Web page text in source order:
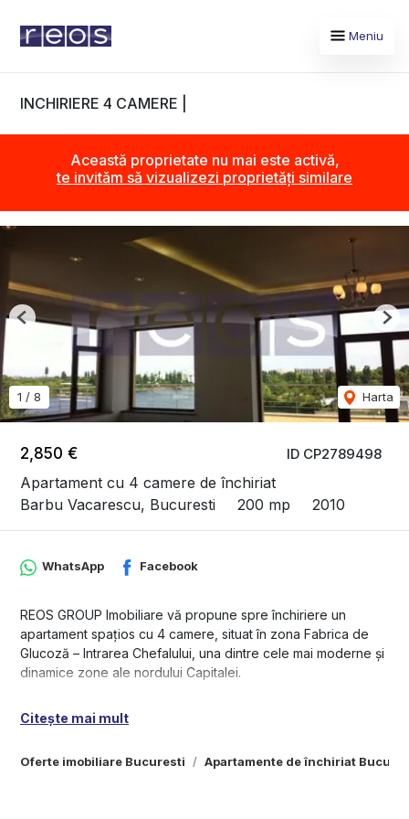
Meniu
INCHIRIERE 4 CAMERE |
Această proprietate nu mai este activă,
te invităm să vizualizezi proprietăți similare
ID CP2789498
2,850 €
Apartament cu 4 camere de închiriat
Barbu Vacarescu, Bucuresti
200 mp 2010
1 / 8 Harta
Previous
Oferte imobiliare Bucuresti Apartamente de închiriat
WhatsApp Facebook
REOS GROUP Imobiliare vă propune spre închiriere un
apartament spațios cu 4 camere, situat în zona Fabrica de
Glucoză – Intrarea Chefalului, una dintre cele mai moderne și
dinamice zone ale nordului Capitalei.
află la etajul 4 al unui imobil cu 5 etaje, beneficiind de o
și o terasă impresionantă de 74 mp cu vedere superbă către
Citește mai mult